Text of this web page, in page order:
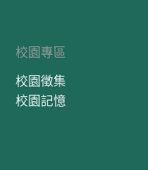
校園專區
校園徵集
校園記憶